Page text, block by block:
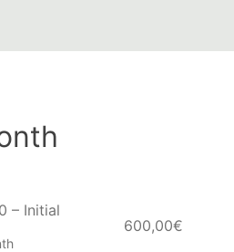
– Initial
600,00€